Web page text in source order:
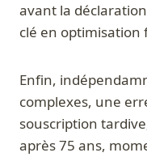
avant la
clé en optimisation
Enfin,
complexes, une
souscription
après 75 ans,